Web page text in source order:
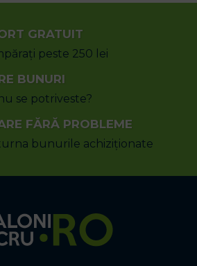
GRATUIT
peste 250 lei
BUNURI
se potriveste?
FĂRĂ PROBLEME
bunurile achiziționate